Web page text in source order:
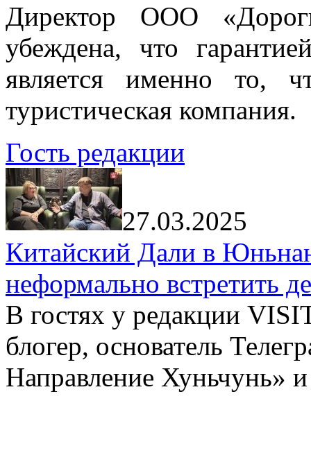
Директор ООО
убеждена, что
является именно то,
туристическая компания.
Гость редакции
27.03.2025
Китайский Дали в
неформально встретить
В гостях у редакции
блогер, основатель
Направление Хуньчунь»